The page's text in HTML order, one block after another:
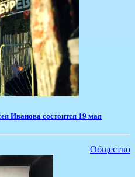
Иванова состоится 19 мая
Общество